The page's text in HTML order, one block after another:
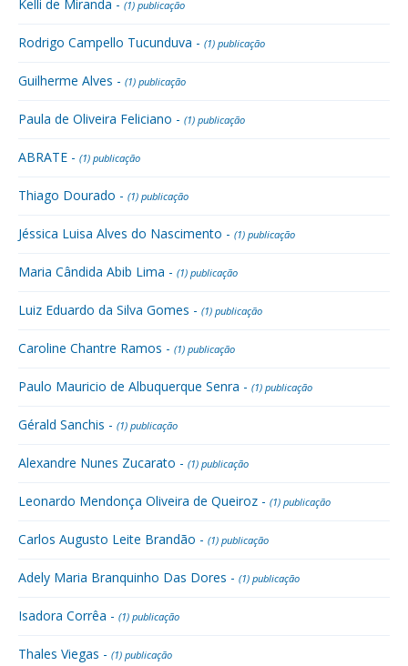
Kelli de Miranda - (1) publicação
Rodrigo Campello Tucunduva - (1) publicação
Guilherme Alves - (1) publicação
Paula de Oliveira Feliciano - (1) publicação
ABRATE - (1) publicação
Thiago Dourado - (1) publicação
Jéssica Luisa Alves do Nascimento - (1) publicação
Maria Cândida Abib Lima - (1) publicação
Luiz Eduardo da Silva Gomes - (1) publicação
Caroline Chantre Ramos - (1) publicação
Paulo Mauricio de Albuquerque Senra - (1) publicação
Gérald Sanchis - (1) publicação
Alexandre Nunes Zucarato - (1) publicação
Leonardo Mendonça Oliveira de Queiroz - (1) publicação
Carlos Augusto Leite Brandão - (1) publicação
Adely Maria Branquinho Das Dores - (1) publicação
Isadora Corrêa - (1) publicação
Thales Viegas - (1) publicação